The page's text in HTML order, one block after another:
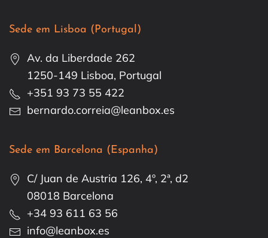
Sede em Lisboa (Portugal)
Av. da Liberdade 262
1250-149 Lisboa, Portugal
+351 93 73 55 422
bernardo.correia@leanbox.es
Sede em Barcelona (Espanha)
C/ Juan de Austria 126, 4º, 2ª, d2
08018 Barcelona
+34 93 611 63 56
info@leanbox.es